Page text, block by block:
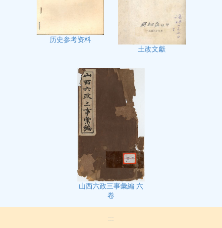
历史参考资料
土改文獻
山西六政三事彙編 六
卷
:::